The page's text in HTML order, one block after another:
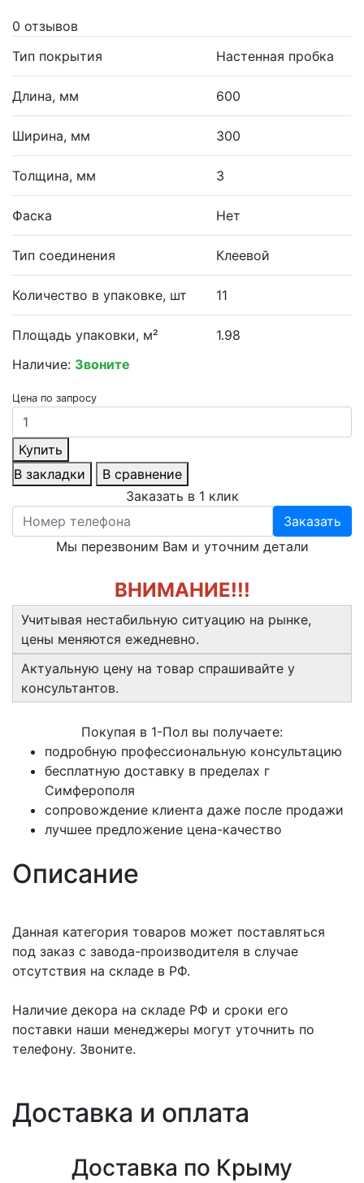
0 отзывов
Тип покрытия
Настенная пробка
Длина, мм 600
Ширина, мм 300
Толщина, мм 3
Фаска Нет
Тип соединения Клеевой
Количество в упаковке, шт 11
Площадь упаковки, м²
1.98
Наличие: Звоните
Цена по запросу
Купить
В закладки
В сравнение
Заказать в 1 клик
Заказать
Мы перезвоним Вам и уточним детали
ВНИМАНИЕ!!!
Учитывая нестабильную ситуацию на рынке,
цены меняются ежедневно.
Актуальную цену на товар спрашивайте у
консультантов.
Покупая в 1-Пол вы получаете:
подробную профессиональную консультацию
бесплатную доставку в пределах г
Симферополя
сопровождение клиента даже после продажи
лучшее предложение цена-качество
Описание
Данная категория товаров может поставляться
под заказ с завода-производителя в случае
отсутствия на складе в РФ.
Наличие декора на складе РФ и сроки его
поставки наши менеджеры могут уточнить по
телефону. Звоните.
Доставка и оплата
Доставка по Крыму